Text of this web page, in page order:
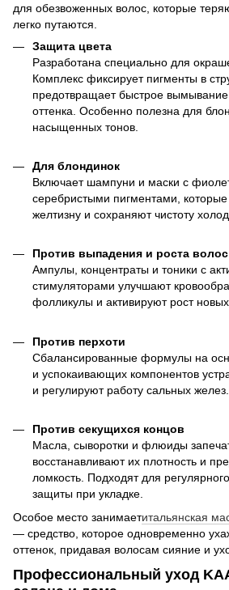
для обезвоженных волос, которые
легко путаются.
Защита цвета
Разработана специально для
Комплекс фиксирует пигменты в
предотвращает быстрое вымывание
оттенка. Особенно полезна для
насыщенных тонов.
Для блондинок
Включает шампуни и маски с
серебристыми пигментами,
желтизну и сохраняют чистоту
Против выпадения и роста волос
Ампулы, концентраты и тоники с
стимуляторами улучшают
фолликулы и активируют рост
Против перхоти
Сбалансированные формулы на
и успокаивающих компонентов
и регулируют работу сальных желез.
Против секущихся концов
Масла, сыворотки и флюиды
восстанавливают их плотность и
ломкость. Подходят для
защиты при укладке.
Особое место занимаетитальянская
— средство, которое одновременно
оттенок, придавая волосам сияние и
Профессиональный уход